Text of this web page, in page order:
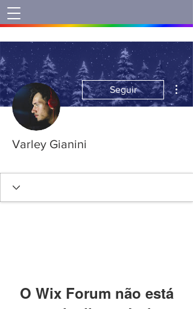
Seguir
Varley Gianini
O Wix Forum não está